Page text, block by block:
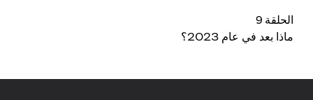
الحلقة 9
ماذا بعد في عام 2023؟